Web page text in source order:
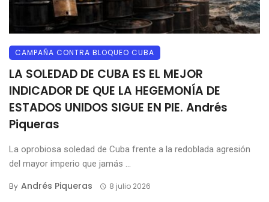
CAMPAÑA CONTRA BLOQUEO CUBA
LA SOLEDAD DE CUBA ES EL MEJOR
INDICADOR DE QUE LA HEGEMONÍA DE
ESTADOS UNIDOS SIGUE EN PIE. Andrés
Piqueras
La oprobiosa soledad de Cuba frente a la redoblada agresión
del mayor imperio que jamás ...
By Andrés Piqueras 8 julio 2026